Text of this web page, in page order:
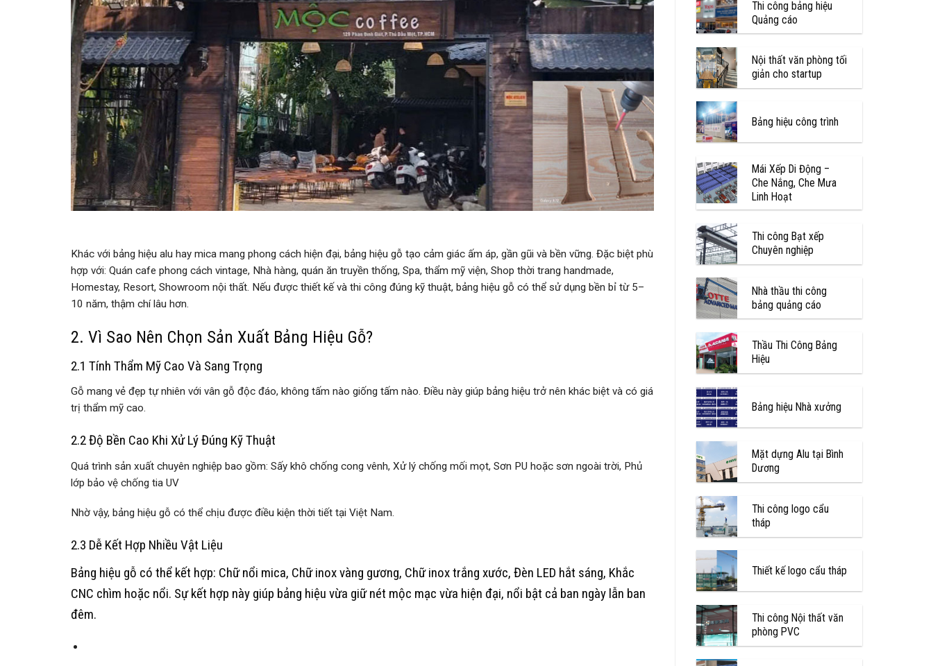
Khác với bảng hiệu alu hay mica mang phong cách hiện đại, bảng hiệu gỗ tạo cảm giác ấm áp, gần gũi và bền vững. Đặc biệt phù
hợp với: Quán cafe phong cách vintage, Nhà hàng, quán ăn truyền thống, Spa, thẩm mỹ viện, Shop thời trang handmade,
Homestay, Resort, Showroom nội thất. Nếu được thiết kế và thi công đúng kỹ thuật, bảng hiệu gỗ có thể sử dụng bền bỉ từ 5–
10 năm, thậm chí lâu hơn.
2. Vì Sao Nên Chọn Sản Xuất Bảng Hiệu Gỗ?
2.1 Tính Thẩm Mỹ Cao Và Sang Trọng
Gỗ mang vẻ đẹp tự nhiên với vân gỗ độc đáo, không tấm nào giống tấm nào. Điều này giúp bảng hiệu trở nên khác biệt và có giá
trị thẩm mỹ cao.
2.2 Độ Bền Cao Khi Xử Lý Đúng Kỹ Thuật
Quá trình sản xuất chuyên nghiệp bao gồm: Sấy khô chống cong vênh, Xử lý chống mối mọt, Sơn PU hoặc sơn ngoài trời, Phủ
lớp bảo vệ chống tia UV
Nhờ vậy, bảng hiệu gỗ có thể chịu được điều kiện thời tiết tại Việt Nam.
2.3 Dễ Kết Hợp Nhiều Vật Liệu
Bảng hiệu gỗ có thể kết hợp: Chữ nổi mica, Chữ inox vàng gương, Chữ inox trắng xước, Đèn LED hắt sáng, Khắc
CNC chìm hoặc nổi. Sự kết hợp này giúp bảng hiệu vừa giữ nét mộc mạc vừa hiện đại, nổi bật cả ban ngày lẫn ban
đêm.
Thi công bảng hiệu
Quảng cáo
Nội thất văn phòng tối
giản cho startup
Bảng hiệu công trình
Mái Xếp Di Động –
Che Nắng, Che Mưa
Linh Hoạt
Thi công Bạt xếp
Chuyên nghiệp
Nhà thầu thi công
bảng quảng cáo
Thầu Thi Công Bảng
Hiệu
Bảng hiệu Nhà xưởng
Mặt dựng Alu tại Bình
Dương
Thi công logo cẩu
tháp
Thiết kế logo cẩu tháp
Thi công Nội thất văn
phòng PVC